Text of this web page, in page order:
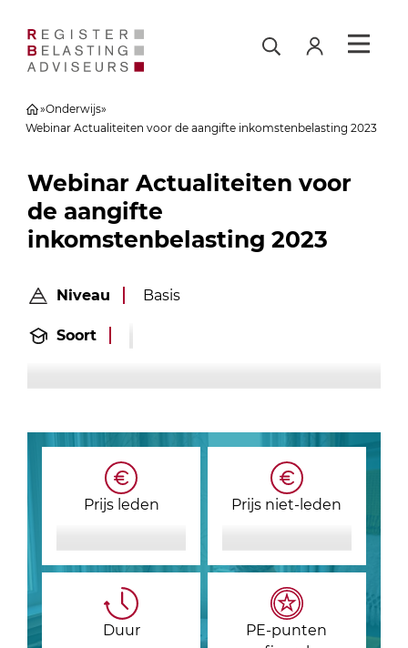
»Onderwijs»
Webinar Actualiteiten voor de aangifte inkomstenbelasting 2023
Webinar Actualiteiten voor
de aangifte
inkomstenbelasting 2023
Niveau Basis
Soort
Prijs leden Prijs niet-leden
Duur
PE-punten